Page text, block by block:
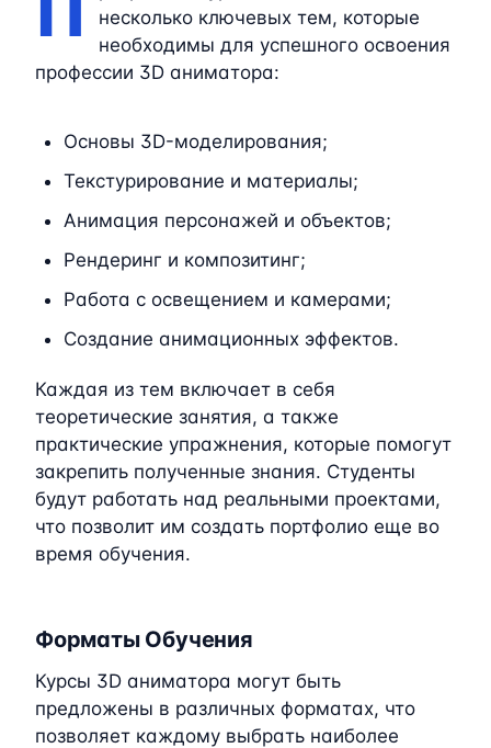
несколько ключевых тем, которые
необходимы для успешного освоения
профессии 3D аниматора:
Основы 3D-моделирования;
Текстурирование и материалы;
Анимация персонажей и объектов;
Рендеринг и композитинг;
Работа с освещением и камерами;
Создание анимационных эффектов.
Каждая из тем включает в себя
теоретические занятия, а также
практические упражнения, которые помогут
закрепить полученные знания. Студенты
будут работать над реальными проектами,
что позволит им создать портфолио еще во
время обучения.
Форматы Обучения
Курсы 3D аниматора могут быть
предложены в различных форматах, что
позволяет каждому выбрать наиболее